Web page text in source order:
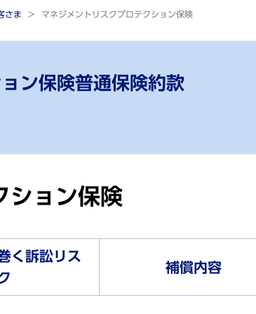
さま マネジメントリスクプロテクション保険
ン保険普通保険約款
ション保険
く訴訟リス
補償内容